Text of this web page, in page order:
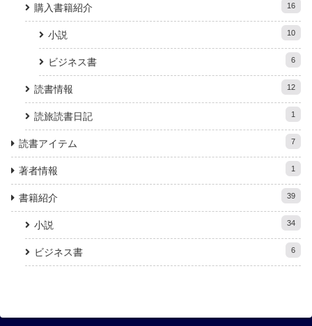
購入書籍紹介 16
小説 10
ビジネス書 6
読書情報 12
読旅読書日記 1
読書アイテム 7
著者情報 1
書籍紹介 39
小説 34
ビジネス書 6